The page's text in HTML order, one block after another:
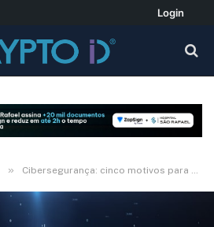
Login
» Cibersegurança: cinco motivos para terceirizar o serviço de proteção de rede na sua empresa